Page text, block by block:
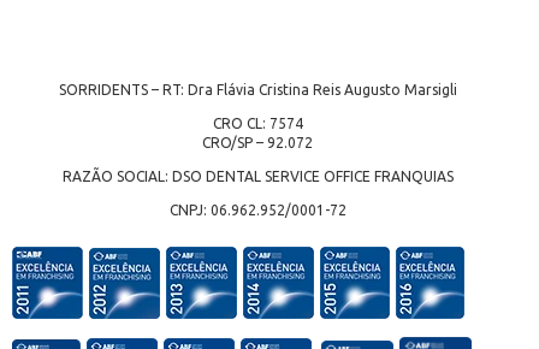
SORRIDENTS – RT: Dra Flávia Cristina Reis Augusto Marsigli
CRO CL: 7574
CRO/SP – 92.072
RAZÃO SOCIAL: DSO DENTAL SERVICE OFFICE FRANQUIAS
CNPJ: 06.962.952/0001-72